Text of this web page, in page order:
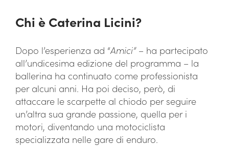
Chi è Caterina Licini?
Dopo l’esperienza ad “Amici”– ha partecipato
all’undicesima edizione del programma – la
ballerina ha continuato come professionista
per alcuni anni. Ha poi deciso, però, di
attaccare le scarpette al chiodo per seguire
un’altra sua grande passione, quella per i
motori, diventando una motociclista
specializzata nelle gare di enduro.